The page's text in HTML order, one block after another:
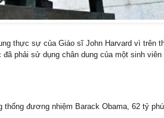
thực sự của Giáo sĩ John Harvard vì trên
phải sử dụng chân dung của một sinh
thống đương nhiệm Barack Obama, 62 tỷ